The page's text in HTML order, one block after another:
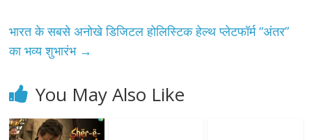
भारत के सबसे अनोखे डिजिटल होलिस्टिक हेल्थ प्लेटफॉर्म “अंतर”
का भव्य शुभारंभ →
You May Also Like